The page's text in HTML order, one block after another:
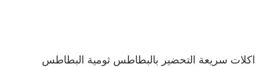
اكلات سريعة التحضير بالبطاطس ثومية البطاطس